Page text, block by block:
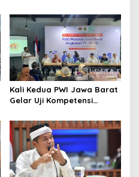
Jadi Satpam Gedung Sate
Kali Kedua PWI Jawa Barat
Gelar Uji Kompetensi